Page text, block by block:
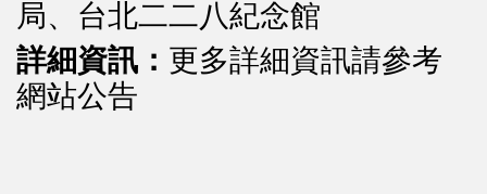
局、台北二二八紀念館
詳細資訊： 更多詳細資訊請參考
網站公告